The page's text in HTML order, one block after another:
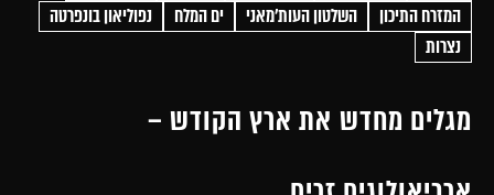
המזרח התיכון
השלטון העות'מאני ים המלח
נפוליאון בונפרטה
נצרות
מגלים מחדש את ארץ הקודש –